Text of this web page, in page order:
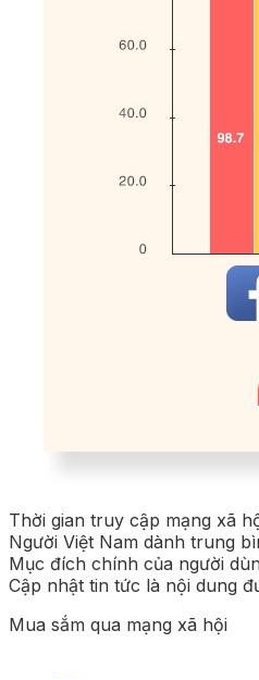
Thời gian truy cập mạng xã
Người Việt Nam dành trung
Mục đích chính của người
Cập nhật tin tức là nội dung
Mua sắm qua mạng xã hội